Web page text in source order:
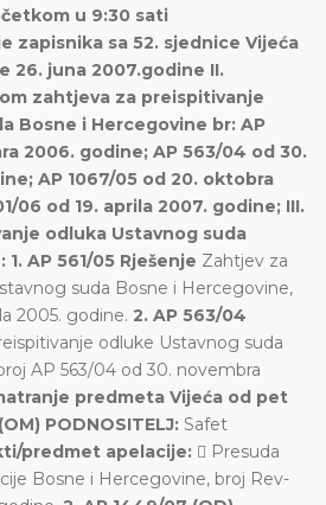
u 9:30 sati
zapisnika sa 52. sjednice Vijeća
26. juna 2007.godine II.
zahtjeva za preispitivanje
Bosne i Hercegovine br: AP
2006. godine; AP 563/04 od 30.
AP 1067/05 od 20. oktobra
06 od 19. aprila 2007. godine; III.
odluka Ustavnog suda
AP 561/05 Rješenje Zahtjev za
suda Bosne i Hercegovine,
2005. godine. 2. AP 563/04
odluke Ustavnog suda
AP 563/04 od 30. novembra
predmeta Vijeća od pet
PODNOSITELJ: Safet
predmet apelacije:  Presuda
Bosne i Hercegovine, broj Rev-